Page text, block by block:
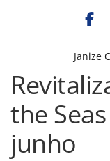
Janize
the
junho